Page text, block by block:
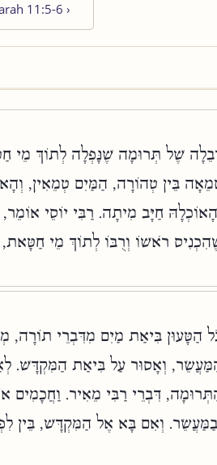
11:5-6 ›
שֶׁל תְּרוּמָה שֶׁנָּפְלָה לְתוֹךְ מֵי
בֵּין טְהוֹרָה, הַמַּיִם טְמֵאִין,
חַיָּב מִיתָה. רַבִּי יוֹסֵי
רֹאשׁוֹ וְרֻבּוֹ לְתוֹךְ מֵי
הַטָּעוּן בִּיאַת מַיִם מִדִּבְרֵי
וְאָסוּר עַל בִּיאַת הַמִּקְדָּשׁ.
דִּבְרֵי רַבִּי מֵאִיר. וַחֲכָמִים
וְאִם בָּא אֶל הַמִּקְדָּשׁ, בֵּין